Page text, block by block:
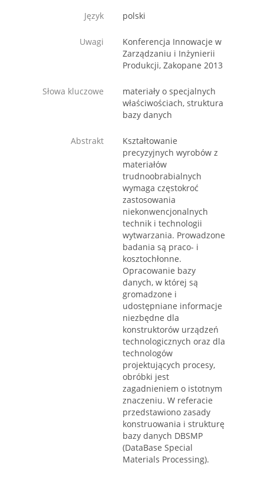
Język polski
Uwagi
Konferencja Innowacje w
Zarządzaniu i Inżynierii
Produkcji, Zakopane 2013
Słowa kluczowe
materiały o specjalnych
właściwościach, struktura
bazy danych
Abstrakt
Kształtowanie
precyzyjnych wyrobów z
materiałów
trudnoobrabialnych
wymaga częstokroć
zastosowania
niekonwencjonalnych
technik i technologii
wytwarzania. Prowadzone
badania są praco- i
kosztochłonne.
Opracowanie bazy
danych, w której są
gromadzone i
udostępniane informacje
niezbędne dla
konstruktorów urządzeń
technologicznych oraz dla
technologów
projektujących procesy,
obróbki jest
zagadnieniem o istotnym
znaczeniu. W referacie
przedstawiono zasady
konstruowania i strukturę
bazy danych DBSMP
(DataBase Special
Materials Processing).